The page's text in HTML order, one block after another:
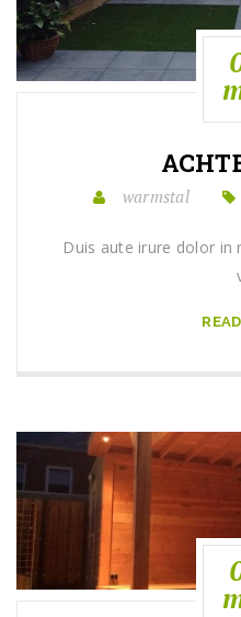
warmstal
Duis aute irure dolor in